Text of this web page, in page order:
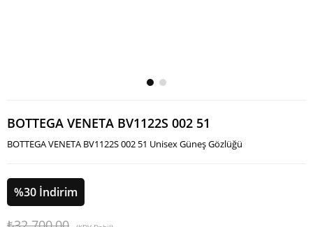
BOTTEGA VENETA BV1122S 002 51
BOTTEGA VENETA BV1122S 002 51 Unisex Güneş Gözlüğü
%30 İndirim